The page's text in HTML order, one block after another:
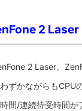
2 Laser
2 Laser。
ずかながらもCPU
間/連続待受時間が